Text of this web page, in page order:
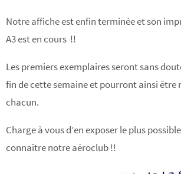
Notre affiche est enfin terminée et son
A3 est en cours !!
Les premiers exemplaires seront sans
fin de cette semaine et pourront ainsi être
chacun.
Charge à vous d’en exposer le plus
connaître notre aéroclub !!